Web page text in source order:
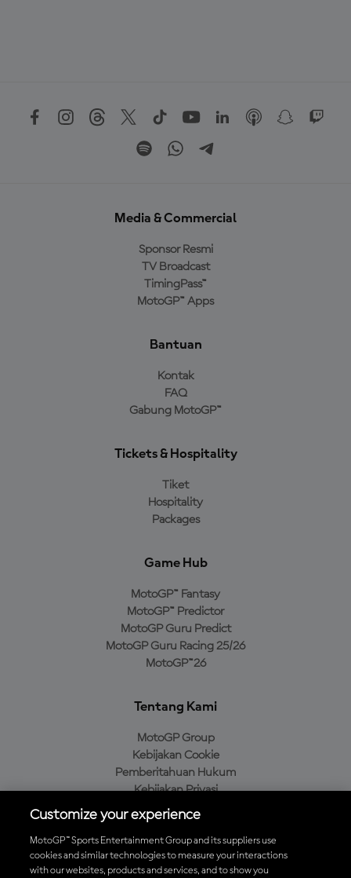
Media & Commercial
Sponsor Resmi
TV Broadcast
TimingPass™
MotoGP™ Apps
Bantuan
Kontak
FAQ
Gabung MotoGP™
Tickets & Hospitality
Tiket
Hospitality
Packages
Game Hub
MotoGP™ Fantasy
MotoGP™ Predictor
MotoGP Guru Predict
MotoGP Guru Racing 25/26
MotoGP™26
Tentang Kami
MotoGP Group
Kebijakan Cookie
Pemberitahuan Hukum
Kebijakan Privasi
Kebijakan Pembelian
Unduh Aplikasi Resmi MotoGP™
Customize your experience
MotoGP™ Sports Entertainment Group and its suppliers use
cookies and similar technologies to measure your interactions
with our websites, products and services, and to show you